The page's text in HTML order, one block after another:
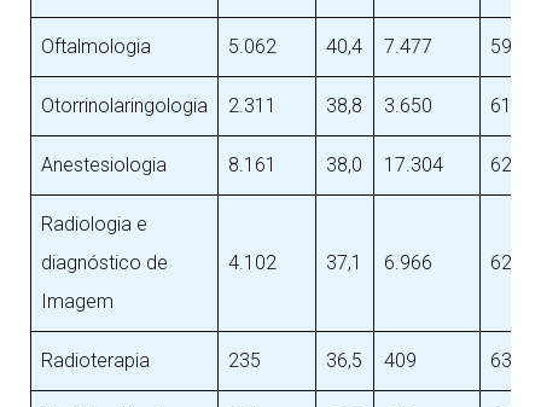
Oftalmologia 5.062 40,4 7.477 59,6
Otorrinolaringologia 2.311 38,8 3.650 61,6
Anestesiologia 8.161 38,0 17.304 62,0
Radiologia e
diagnóstico de
Imagem
4.102 37,1 6.966 62,9
Radioterapia 235 36,5 409 63,5